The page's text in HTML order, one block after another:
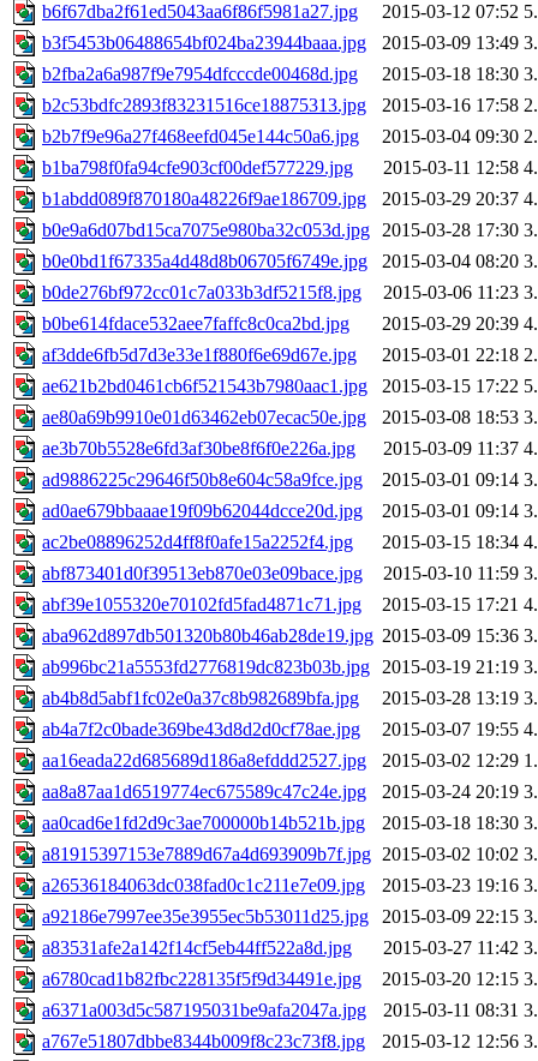
b6f67dba2f61ed5043aa6f86f5981a27.jpg
2015-03-12 07:52
b3f5453b06488654bf024ba23944baaa.jpg
2015-03-09 13:49
b2fba2a6a987f9e7954dfcccde00468d.jpg
2015-03-18 18:30
b2c53bdfc2893f83231516ce18875313.jpg
2015-03-16 17:58
b2b7f9e96a27f468eefd045e144c50a6.jpg
2015-03-04 09:30
b1ba798f0fa94cfe903cf00def577229.jpg
2015-03-11 12:58
b1abdd089f870180a48226f9ae186709.jpg
2015-03-29 20:37
b0e9a6d07bd15ca7075e980ba32c053d.jpg 2015-03-28 17:30
b0e0bd1f67335a4d48d8b06705f6749e.jpg
2015-03-04 08:20
b0de276bf972cc01c7a033b3df5215f8.jpg
2015-03-06 11:23
b0be614fdace532aee7faffc8c0ca2bd.jpg
2015-03-29 20:39
af3dde6fb5d7d3e33e1f880f6e69d67e.jpg
2015-03-01 22:18
ae621b2bd0461cb6f521543b7980aac1.jpg
2015-03-15 17:22
ae80a69b9910e01d63462eb07ecac50e.jpg
2015-03-08 18:53
ae3b70b5528e6fd3af30be8f6f0e226a.jpg
2015-03-09 11:37
ad9886225c29646f50b8e604c58a9fce.jpg
2015-03-01 09:14
ad0ae679bbaaae19f09b62044dcce20d.jpg
2015-03-01 09:14
ac2be08896252d4ff8f0afe15a2252f4.jpg
2015-03-15 18:34
abf873401d0f39513eb870e03e09bace.jpg
2015-03-10 11:59
abf39e1055320e70102fd5fad4871c71.jpg
2015-03-15 17:21
aba962d897db501320b80b46ab28de19.jpg 2015-03-09 15:36
ab996bc21a5553fd2776819dc823b03b.jpg 2015-03-19 21:19
ab4b8d5abf1fc02e0a37c8b982689bfa.jpg
2015-03-28 13:19
ab4a7f2c0bade369be43d8d2d0cf78ae.jpg
2015-03-07 19:55
aa16eada22d685689d186a8efddd2527.jpg
2015-03-02 12:29
aa8a87aa1d6519774ec675589c47c24e.jpg
2015-03-24 20:19
aa0cad6e1fd2d9c3ae700000b14b521b.jpg
2015-03-18 18:30
a81915397153e7889d67a4d693909b7f.jpg 2015-03-02 10:02
a26536184063dc038fad0c1c211e7e09.jpg
2015-03-23 19:16
a92186e7997ee35e3955ec5b53011d25.jpg
2015-03-09 22:15
a83531afe2a142f14cf5eb44ff522a8d.jpg
2015-03-27 11:42
a6780cad1b82fbc228135f5f9d34491e.jpg
2015-03-20 12:15
a6371a003d5c587195031be9afa2047a.jpg
2015-03-11 08:31
a767e51807dbbe8344b009f8c23c73f8.jpg
2015-03-12 12:56